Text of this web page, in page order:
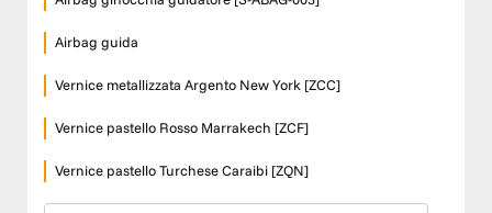
Airbag guida
Vernice metallizzata Argento New York [ZCC]
Vernice pastello Rosso Marrakech [ZCF]
Vernice pastello Turchese Caraibi [ZQN]